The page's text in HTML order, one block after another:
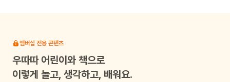
멤버십 전용 콘텐츠
우따따어린이와 책으로
이렇게 놀고, 생각하고, 배워요.